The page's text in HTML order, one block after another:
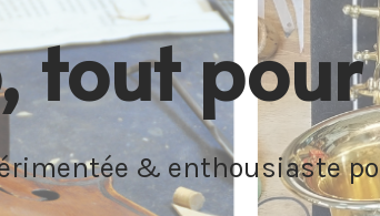
tout
& enthousiaste